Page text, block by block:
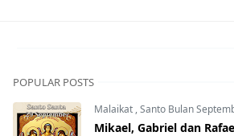
POPULAR POSTS
Malaikat ,Santo Bulan
Mikael, Gabriel dan